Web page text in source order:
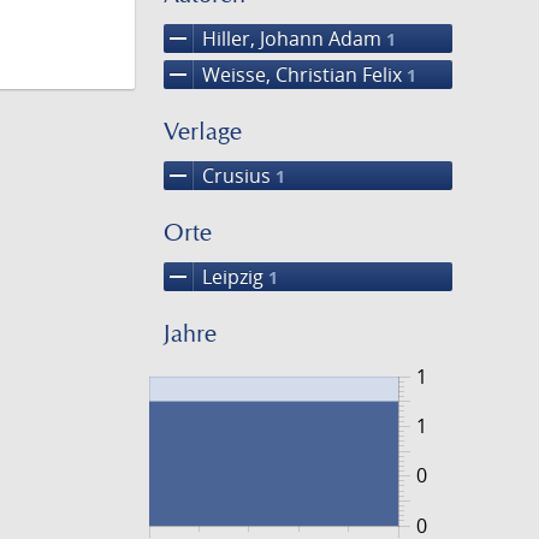
remove Hiller, Johann Adam 1
remove Weisse, Christian Felix 1
Verlage
remove Crusius 1
Orte
remove Leipzig 1
Jahre
0
1
0
1